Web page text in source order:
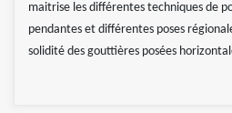
maitrise les différentes techniques de
pendantes et différentes poses
solidité des gouttières posées